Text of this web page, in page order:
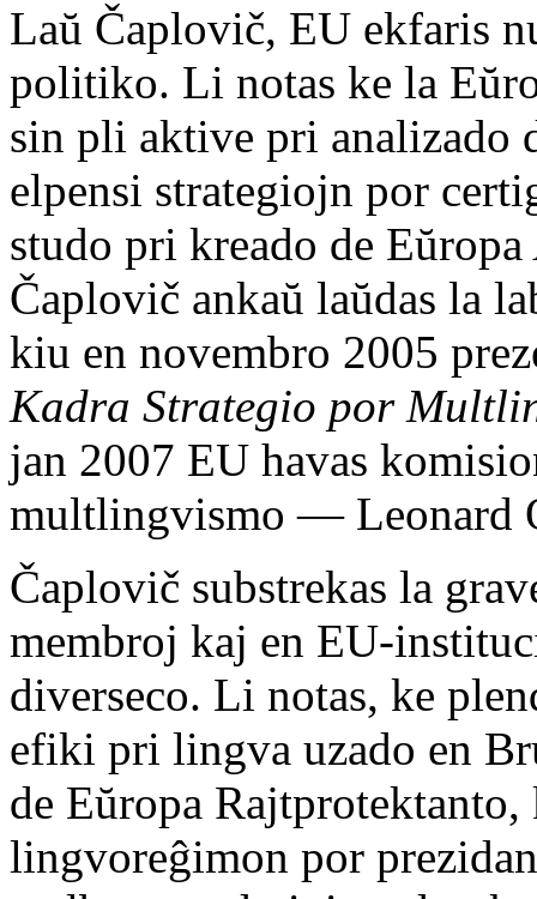
Laŭ Čaplovič, EU ekfaris
politiko. Li notas ke la
sin pli aktive pri
elpensi strategiojn por
studo pri kreado de
Čaplovič ankaŭ laŭdas la
kiu en novembro 2005
Kadra Strategio por
jan 2007 EU havas
multlingvismo — Leonard
Čaplovič substrekas la
membroj kaj en EU-
diverseco. Li notas, ke
efiki pri lingva uzado en
de Eŭropa
lingvoreĝimon por